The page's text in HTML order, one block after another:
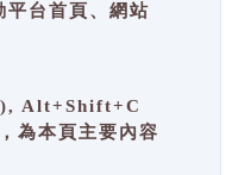
平台首頁、網站
Alt+Shift+C
為本頁主要內容